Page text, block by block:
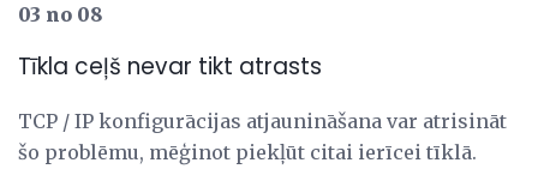
03 no 08
Tīkla ceļš nevar tikt atrasts
TCP / IP konfigurācijas atjaunināšana var atrisināt
šo problēmu, mēģinot piekļūt citai ierīcei tīklā.